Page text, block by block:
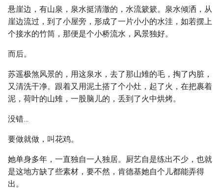
悬崖边，有山泉，泉水挺清澈的，水流簌簌。泉水倾洒，从
崖边流过，到了小屋旁，形成了一片小小的水洼，如若摆上
个接水的竹筒，那便是个小桥流水，风景独好。
而后。
苏遥极煞风景的，用这泉水，去了那山雉的毛，掏了内脏，
又清洗干净。跟着又用泥土搭了个小灶，起了火，在把裹着
泥，荷叶的山雉，一股脑儿的，丢到了火中烘烤。
没错…
要做就做，叫花鸡。
她单身多年，一直独自一人独居。厨艺自是练出不少，也就
是这地方缺了些素材，要不然，肯德基她自个儿都能弄得
出。